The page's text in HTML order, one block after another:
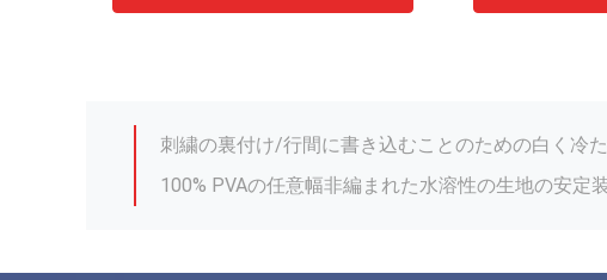
PVAの水溶性の非編まれた生地SGS/MSDSの承認を